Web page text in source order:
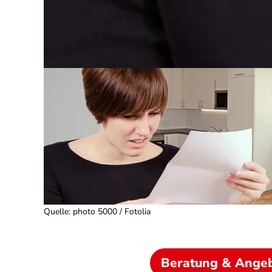
Quelle: photo 5000 / Fotolia
Beratung &